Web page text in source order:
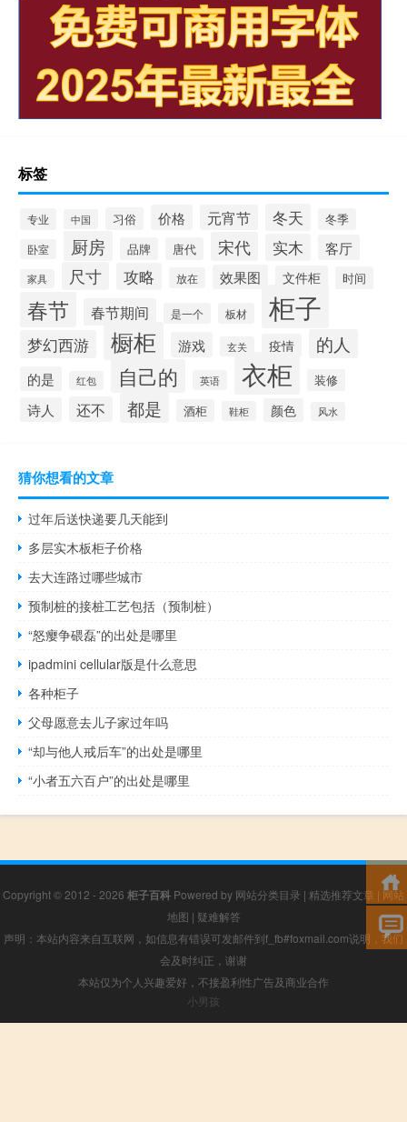
标签
专业 中国 习俗 价格 元宵节 冬天 冬季
卧室 厨房 品牌 唐代 宋代 实木 客厅
家具 尺寸 攻略 放在 效果图 文件柜 时间
春节 春节期间 是一个 板材 柜子
梦幻西游 橱柜 游戏 玄关 疫情 的人
的是 红包 自己的 英语 衣柜 装修
诗人 还不 都是 酒柜 鞋柜 颜色 风水
猜你想看的文章
过年后送快递要几天能到
多层实木板柜子价格
去大连路过哪些城市
预制桩的接桩工艺包括（预制桩）
“怒瘿争碨磊”的出处是哪里
ipadmini cellular版是什么意思
各种柜子
父母愿意去儿子家过年吗
“却与他人戒后车”的出处是哪里
“小者五六百户”的出处是哪里
Copyright © 2012 - 2026 柜子百科 Powered by 网站分类目录 | 精选推荐文章 | 网站
地图 | 疑难解答
声明：本站内容来自互联网，如信息有错误可发邮件到f_fb#foxmail.com说明，我们
会及时纠正，谢谢
本站仅为个人兴趣爱好，不接盈利性广告及商业合作
小男孩